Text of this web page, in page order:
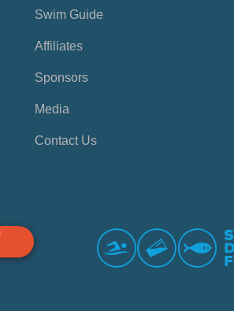
Swim Guide
Affiliates
Sponsors
Media
Contact Us